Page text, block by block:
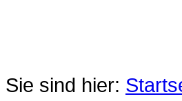
Sie sind hier: